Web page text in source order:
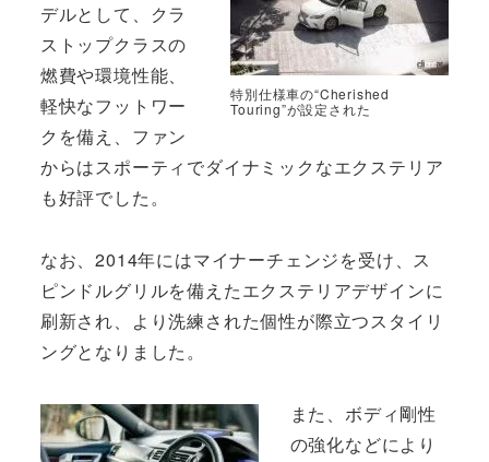
特別仕様車の“Cherished
Touring”が設定された
デルとして、クラ
ストップクラスの
燃費や環境性能、
軽快なフットワー
クを備え、ファン
からはスポーティでダイナミックなエクステリア
も好評でした。
なお、2014年にはマイナーチェンジを受け、ス
ピンドルグリルを備えたエクステリアデザインに
刷新され、より洗練された個性が際立つスタイリ
ングとなりました。
また、ボディ剛性
の強化などにより